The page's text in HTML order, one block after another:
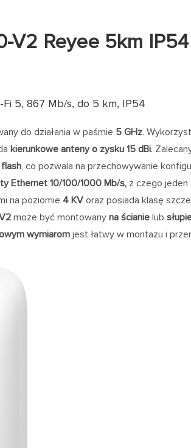
V2 Reyee 5km
5, 867 Mb/s, do 5 km, IP54
do działania w paśmie 5 GHz.
kierunkowe anteny o zysku 15 dBi.
, co pozwala na przechowywanie
Ethernet 10/100/1000 Mb/s, z czego jeden
na poziomie 4 KV oraz posiada klasę
może być montowany na ścianie lub
wymiaromjest łatwy w montażu i